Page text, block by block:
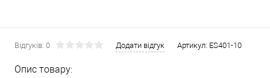
Відгуків: 0 Додати відгук Артикул: ES401-10
Опис товару: